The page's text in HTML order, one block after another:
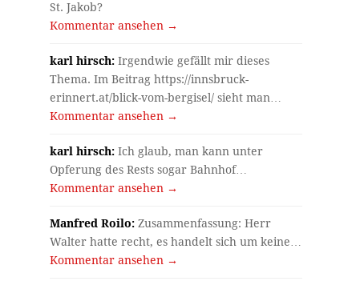
St. Jakob?
Kommentar ansehen →
karl hirsch: Irgendwie gefällt mir dieses
Thema. Im Beitrag https://innsbruck-
erinnert.at/blick-vom-bergisel/ sieht man…
Kommentar ansehen →
karl hirsch: Ich glaub, man kann unter
Opferung des Rests sogar Bahnhof…
Kommentar ansehen →
Manfred Roilo: Zusammenfassung: Herr
Walter hatte recht, es handelt sich um keine…
Kommentar ansehen →